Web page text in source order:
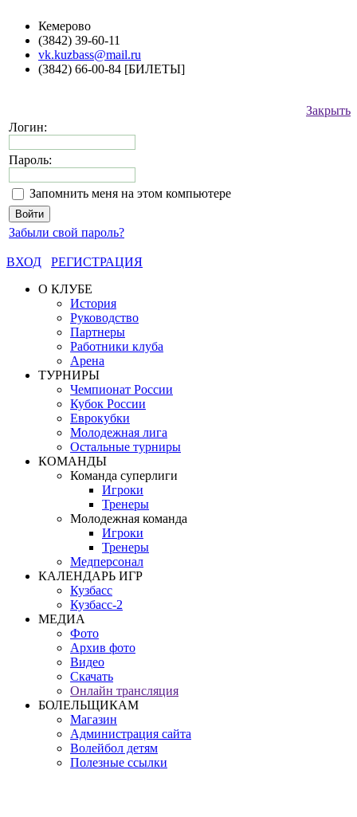
Кемерово
(3842) 39-60-11
vk.kuzbass@mail.ru
(3842) 66-00-84 [БИЛЕТЫ]
Закрыть
Логин:
Пароль:
Запомнить меня на этом компьютере
Забыли свой пароль?
ВХОД
РЕГИСТРАЦИЯ
О КЛУБЕ
История
Руководство
Партнеры
Работники клуба
Арена
ТУРНИРЫ
Чемпионат России
Кубок России
Еврокубки
Молодежная лига
Остальные турниры
КОМАНДЫ
Команда суперлиги
Игроки
Тренеры
Молодежная команда
Игроки
Тренеры
Медперсонал
КАЛЕНДАРЬ ИГР
Кузбасс
Кузбасс-2
МЕДИА
Фото
Архив фото
Видео
Скачать
Онлайн трансляция
БОЛЕЛЬЩИКАМ
Магазин
Администрация сайта
Волейбол детям
Полезные ссылки